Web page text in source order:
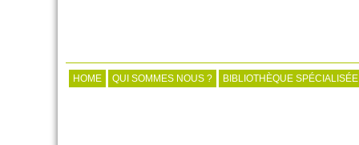
HOME QUI SOMMES NOUS ? BIBLIOTHÈQUE SPÉCIALISÉE